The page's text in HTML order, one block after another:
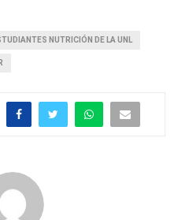
NUTRICIÓN DE LA UNL